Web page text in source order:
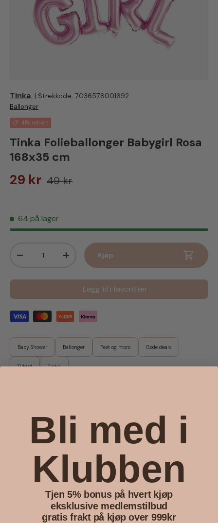
Tinka | Strekkode: 7036578001692
Ballonger
41% rabatt
Tinka Folieballonger Babygirl Rosa
168x35 cm
Salgspris
29 kr Vanlig pris
49 kr
64 på lager
Senk antall
Øk antall Kjøp
Legg til i favoritter
Baby Shower Ballonger Fest og moro Gode deals
Tilbud Tinka
Beskrivelse Produktanmeldelser
teksten Babygirl på. I pakken får du 8 ballonger i
bokstavene til ordet og dem er på 168x35 cm.
Farge: Sølv
Alder: 3 år +.
Bli med i
Klubben
Tjen 5% bonus på hvert kjøp
eksklusive medlemstilbud
gratis frakt på kjøp over 999kr